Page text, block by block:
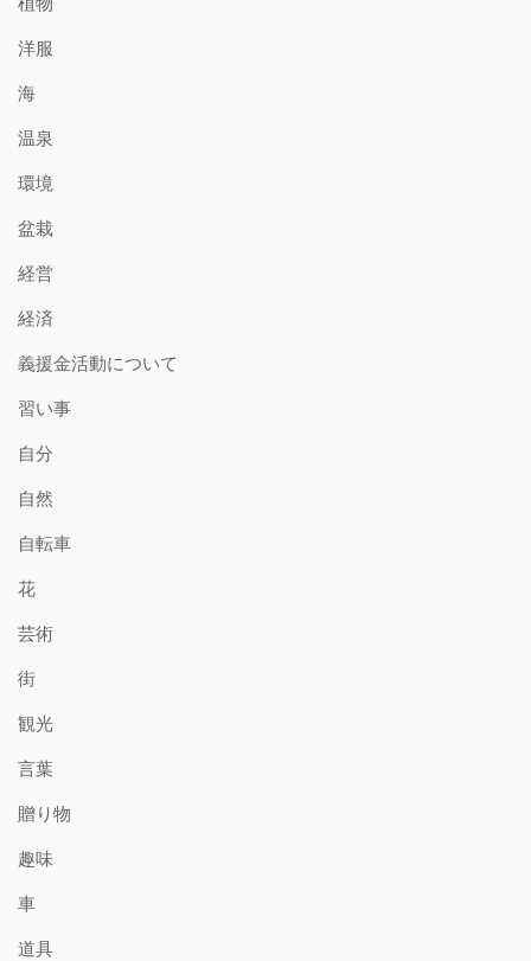
洋服
海
温泉
環境
盆栽
経営
経済
義援金活動について
習い事
自分
自然
自転車
花
芸術
街
観光
言葉
贈り物
趣味
車
道具